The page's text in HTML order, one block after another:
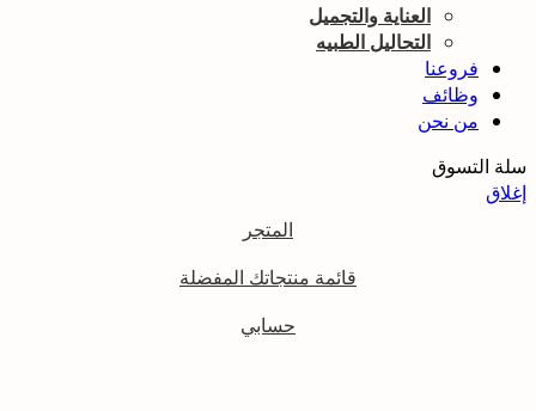
العناية والتجميل
التحاليل الطبيه
فروعنا
وظائف
من نحن
سلة التسوق
إغلاق
المتجر
قائمة منتجاتك المفضلة
حسابي